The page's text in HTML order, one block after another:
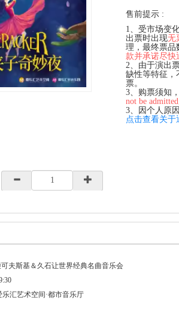
售前提示 :
1、受市场变
出票时出现无
理，最终票品
款并承诺尽快
2、由于演出
缺性等特征，
票。
3、购票须知
not be
3、因个人原
点击查看关于
夫斯基＆久石让世界经典名曲音乐会
汇艺术空间·都市音乐厅